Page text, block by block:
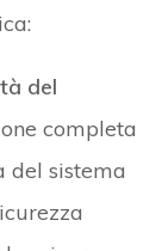
del
completa
del sistema